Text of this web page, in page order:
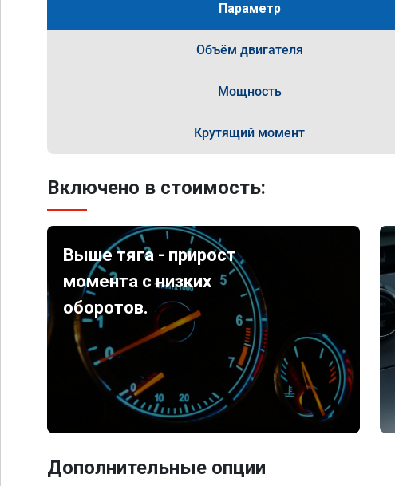
Параметр
Объём двигателя
Мощность
Крутящий момент
Включено в стоимость:
Выше тяга - прирост
момента с низких
оборотов.
Дополнительные опции